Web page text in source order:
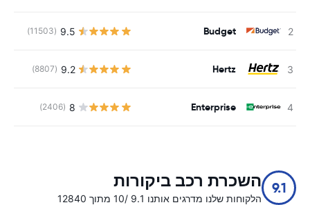
Budget
9.5
(11503)
Hertz
9.2
(8807)
Enterprise
8
(2406)
9.1 השכרת רכב ביקורות
הלקוחות שלנו מדרגים אותנו 9.1 /10 מתוך 12840